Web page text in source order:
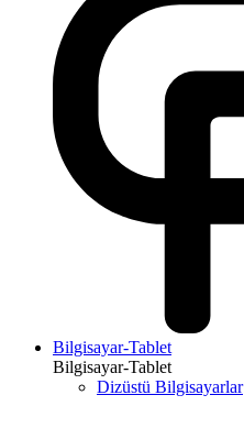
Bilgisayar-Tablet
Bilgisayar-Tablet
Dizüstü Bilgisayarlar